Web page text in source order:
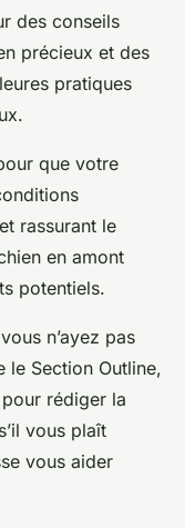
des conseils
précieux et des
pratiques
que votre
rassurant le
en amont
potentiels.
n’ayez pas
le Section Outline,
rédiger la
vous plaît
vous aider